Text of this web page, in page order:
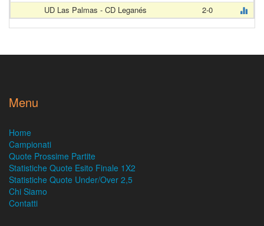
UD Las Palmas - CD Leganés
2-0
Menu
Home
Campionati
Quote Prossime Partite
Statistiche Quote Esito Finale 1X2
Statistiche Quote Under/Over 2,5
Chi Siamo
Contatti